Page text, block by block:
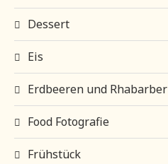
Dessert
Eis
Erdbeeren und Rhabarber
Food Fotografie
Frühstück